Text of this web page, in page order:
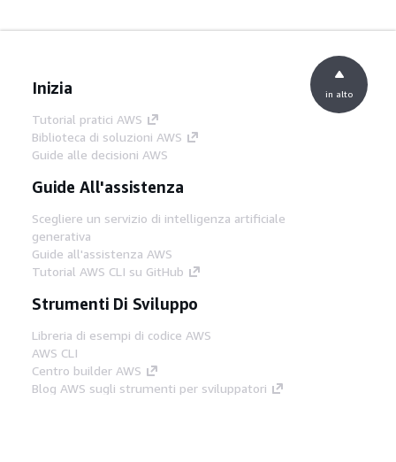
Inizia
Tutorial pratici AWS
Biblioteca di soluzioni AWS
Guide alle decisioni AWS
Guide All'assistenza
Scegliere un servizio di intelligenza artificiale
generativa
Guide all'assistenza AWS
Tutorial AWS CLI su GitHub
Strumenti Di Sviluppo
Libreria di esempi di codice AWS
AWS CLI
Centro builder AWS
Blog AWS sugli strumenti per sviluppatori
in alto